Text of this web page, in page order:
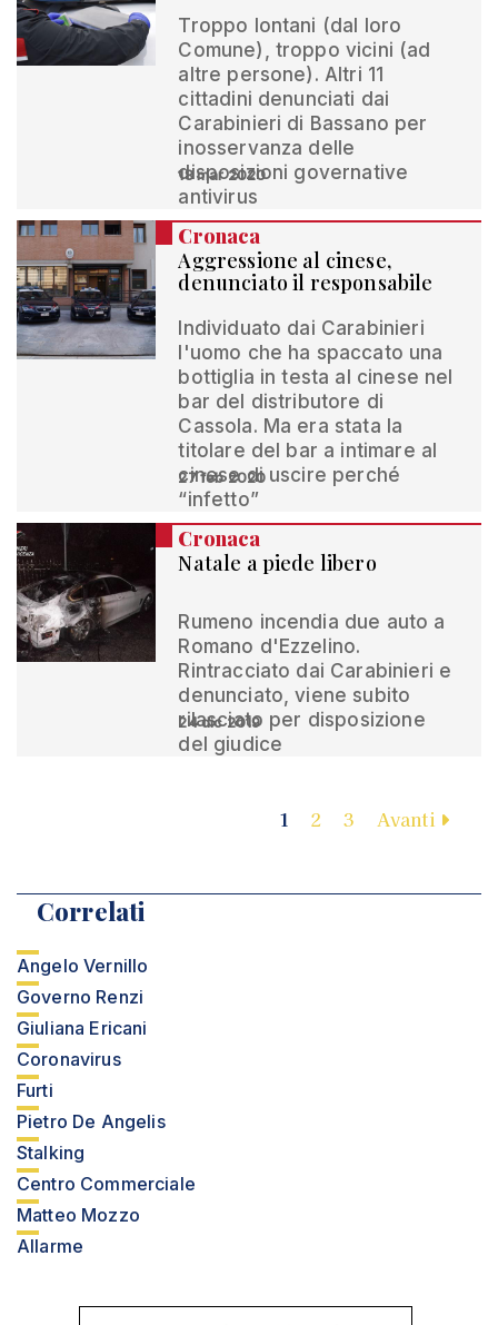
Troppo lontani (dal loro
Comune), troppo vicini (ad
altre persone). Altri 11
cittadini denunciati dai
Carabinieri di Bassano per
inosservanza delle
disposizioni governative
antivirus
18 mar 2020
Cronaca
Aggressione al cinese,
denunciato il responsabile
Individuato dai Carabinieri
l'uomo che ha spaccato una
bottiglia in testa al cinese nel
bar del distributore di
Cassola. Ma era stata la
titolare del bar a intimare al
cinese di uscire perché
“infetto”
27 feb 2020
Cronaca
Natale a piede libero
Rumeno incendia due auto a
Romano d'Ezzelino.
Rintracciato dai Carabinieri e
denunciato, viene subito
rilasciato per disposizione
del giudice
24 dic 2019
1 2 3 Avanti
Correlati
Angelo Vernillo
Governo Renzi
Giuliana Ericani
Coronavirus
Furti
Pietro De Angelis
Stalking
Centro Commerciale
Matteo Mozzo
Allarme